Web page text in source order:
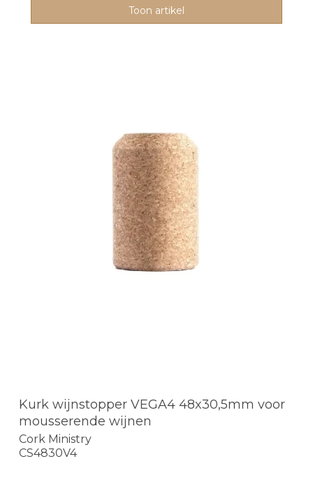
Toon artikel
Kurk wijnstopper VEGA4 48x30,5mm voor
mousserende wijnen
Cork Ministry
CS4830V4